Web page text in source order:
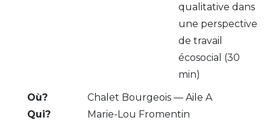
qualitative dans
une perspective
de travail
écosocial (30
min)
Chalet Bourgeois — Aile A
Marie-Lou Fromentin